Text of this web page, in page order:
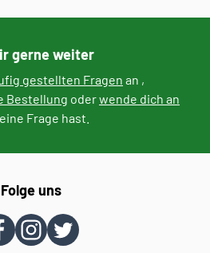
gerne weiter
gestellten Fragen an ,
Bestellung oderwende dich an
Frage hast.
Folge uns